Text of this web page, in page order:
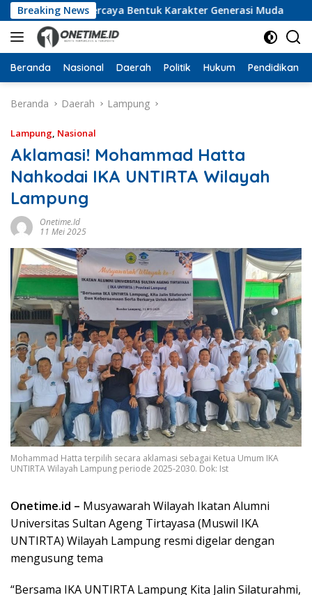
Langsung
ke
konten
Breaking News
Dipercaya Bentuk Karakter Generasi Muda
Beranda Nasional Daerah Politik Hukum Pendidikan
Beranda Daerah Lampung
Lampung, Nasional
Aklamasi! Mohammad Hatta
Nahkodai IKA UNTIRTA Wilayah
Lampung
Onetime.id
11 Mei 2025
Mohammad Hatta terpilih secara aklamasi sebagai Ketua Umum IKA
UNTIRTA Wilayah Lampung periode 2025-2030. Dok: Ist
Onetime.id – Musyawarah Wilayah Ikatan Alumni
Universitas Sultan Ageng Tirtayasa (Muswil IKA
UNTIRTA) Wilayah Lampung resmi digelar dengan
mengusung tema
“Bersama IKA UNTIRTA Lampung Kita Jalin Silaturahmi,